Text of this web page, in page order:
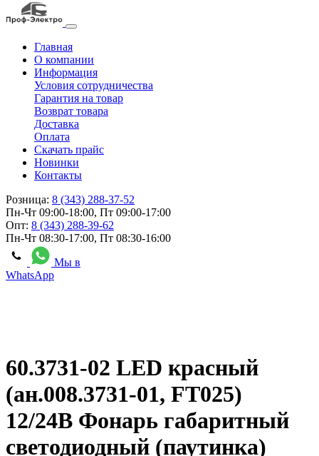
Главная
О компании
Информация
Условия сотрудничества
Гарантия на товар
Возврат товара
Доставка
Оплата
Скачать прайс
Новинки
Контакты
Розница: 8 (343) 288-37-52
Пн-Чт 09:00-18:00, Пт 09:00-17:00
Опт: 8 (343) 288-39-62
Пн-Чт 08:30-17:00, Пт 08:30-16:00
Мы в
WhatsApp
60.3731-02 LED красный
(ан.008.3731-01, FT025)
12/24В Фонарь габаритный
светодиодный (паутинка)